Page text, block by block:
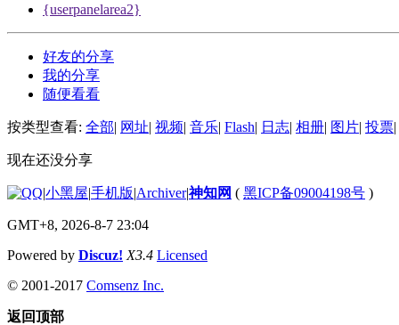
{userpanelarea2}
好友的分享
我的分享
随便看看
按类型查看: 全部| 网址| 视频| 音乐| Flash| 日志| 相册| 图片| 投票|
现在还没分享
|小黑屋|手机版|Archiver|神知网 ( 黑ICP备09004198号 )
GMT+8, 2026-8-7 23:04
Powered by Discuz! X3.4 Licensed
© 2001-2017 Comsenz Inc.
返回顶部